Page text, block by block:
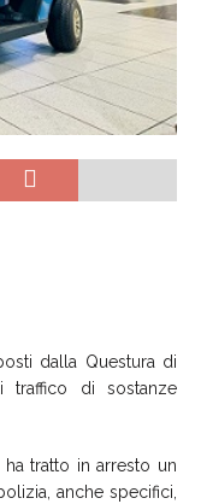
dalla Questura di
traffico di sostanze
tratto in arresto un
anche specifici,